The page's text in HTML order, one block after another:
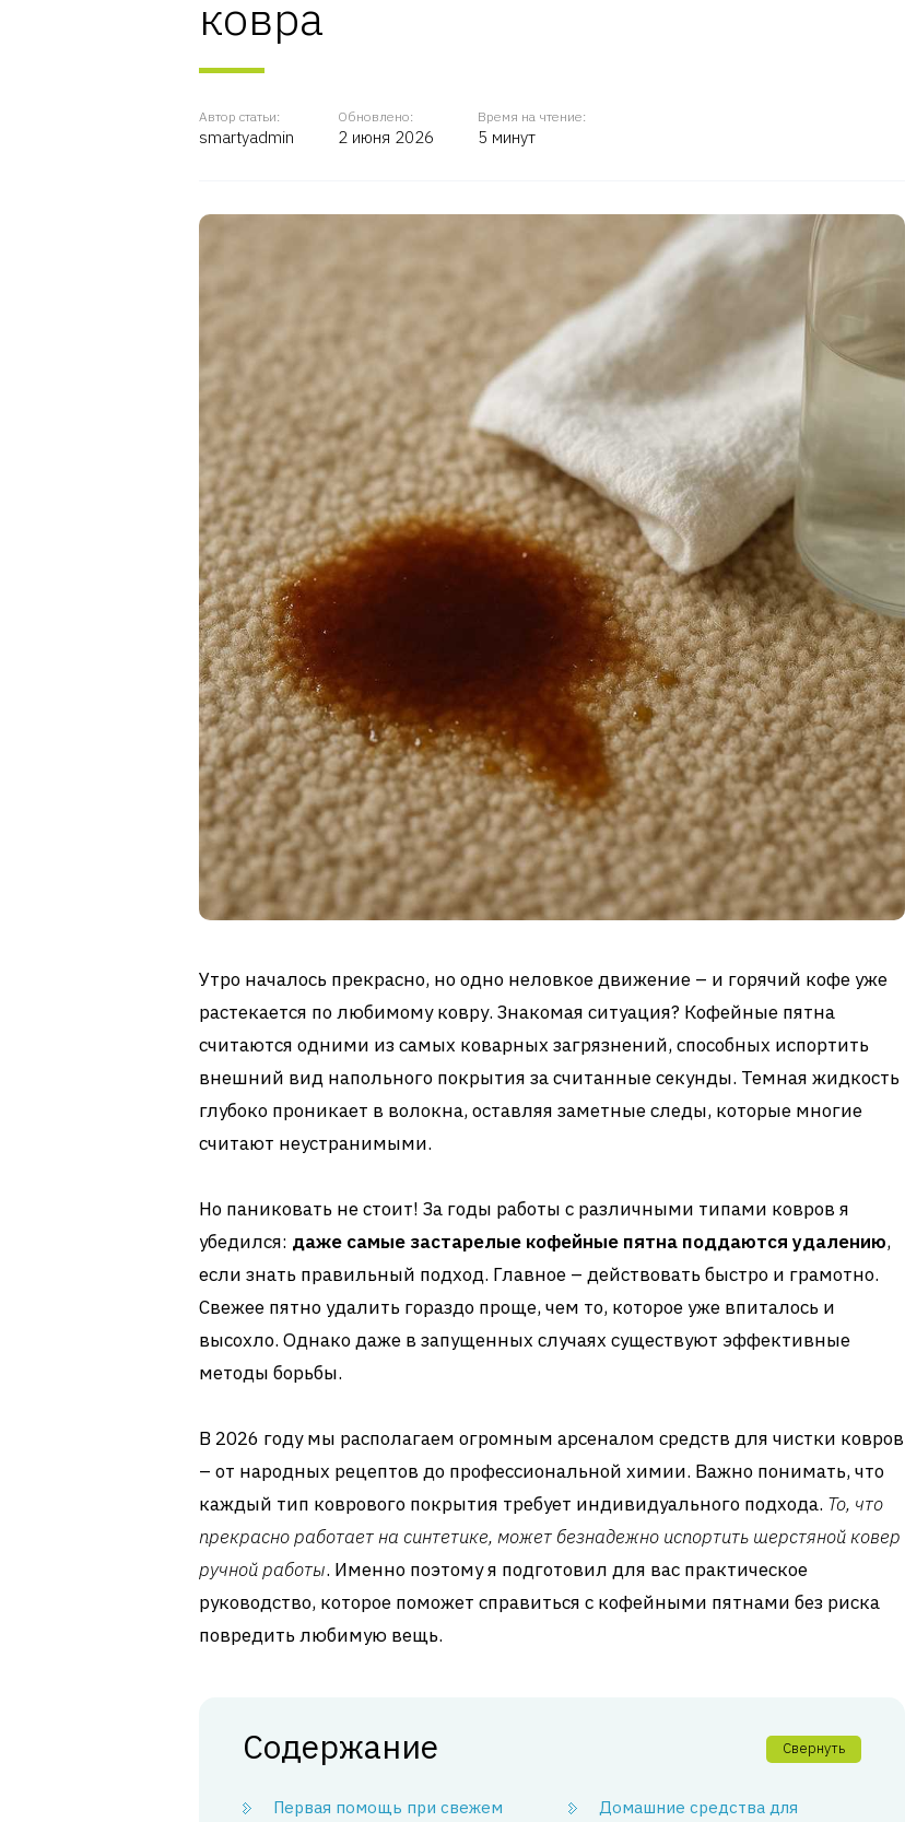
ковра
Автор статьи:
smartyadmin
Обновлено:
2 июня 2026
Время на чтение:
5 минут
Утро началось прекрасно, но одно неловкое движение – и горячий кофе уже
растекается по любимому ковру. Знакомая ситуация? Кофейные пятна
считаются одними из самых коварных загрязнений, способных испортить
внешний вид напольного покрытия за считанные секунды. Темная жидкость
глубоко проникает в волокна, оставляя заметные следы, которые многие
считают неустранимыми.
Но паниковать не стоит! За годы работы с различными типами ковров я
убедился: даже самые застарелые кофейные пятна поддаются удалению,
если знать правильный подход. Главное – действовать быстро и грамотно.
Свежее пятно удалить гораздо проще, чем то, которое уже впиталось и
высохло. Однако даже в запущенных случаях существуют эффективные
методы борьбы.
В 2026 году мы располагаем огромным арсеналом средств для чистки ковров
– от народных рецептов до профессиональной химии. Важно понимать, что
каждый тип коврового покрытия требует индивидуального подхода. То, что
прекрасно работает на синтетике, может безнадежно испортить шерстяной ковер
ручной работы. Именно поэтому я подготовил для вас практическое
руководство, которое поможет справиться с кофейными пятнами без риска
повредить любимую вещь.
Содержание Свернуть
Первая помощь при свежем
Домашние средства для